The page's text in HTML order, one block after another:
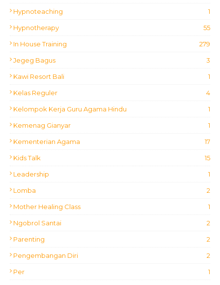
Hypnoteaching 1
Hypnotherapy 55
In House Training 279
Jegeg Bagus 3
Kawi Resort Bali 1
Kelas Reguler 4
Kelompok Kerja Guru Agama Hindu 1
Kemenag Gianyar 1
Kementerian Agama 17
Kids Talk 15
Leadership 1
Lomba 2
Mother Healing Class 1
Ngobrol Santai 2
Parenting 2
Pengembangan Diri 2
Per 1